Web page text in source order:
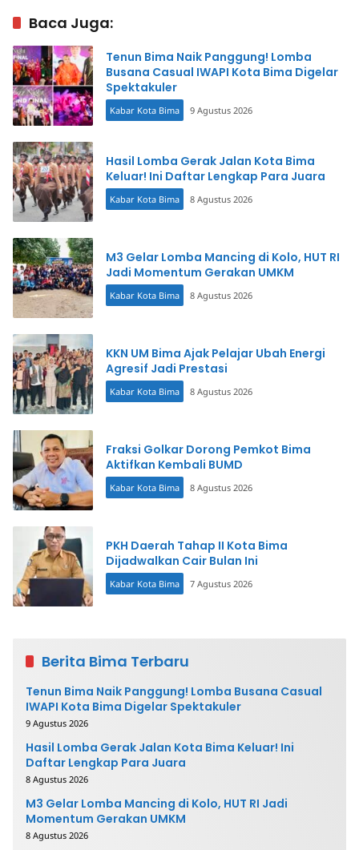
Baca Juga:
Tenun Bima Naik Panggung! Lomba
Busana Casual IWAPI Kota Bima Digelar
Spektakuler
Kabar Kota Bima 9 Agustus 2026
Hasil Lomba Gerak Jalan Kota Bima
Keluar! Ini Daftar Lengkap Para Juara
Kabar Kota Bima 8 Agustus 2026
M3 Gelar Lomba Mancing di Kolo, HUT RI
Jadi Momentum Gerakan UMKM
Kabar Kota Bima 8 Agustus 2026
KKN UM Bima Ajak Pelajar Ubah Energi
Agresif Jadi Prestasi
Kabar Kota Bima 8 Agustus 2026
Fraksi Golkar Dorong Pemkot Bima
Aktifkan Kembali BUMD
Kabar Kota Bima 8 Agustus 2026
PKH Daerah Tahap II Kota Bima
Dijadwalkan Cair Bulan Ini
Kabar Kota Bima 7 Agustus 2026
Berita Bima Terbaru
Tenun Bima Naik Panggung! Lomba Busana Casual
IWAPI Kota Bima Digelar Spektakuler
9 Agustus 2026
Hasil Lomba Gerak Jalan Kota Bima Keluar! Ini
Daftar Lengkap Para Juara
8 Agustus 2026
M3 Gelar Lomba Mancing di Kolo, HUT RI Jadi
Momentum Gerakan UMKM
8 Agustus 2026